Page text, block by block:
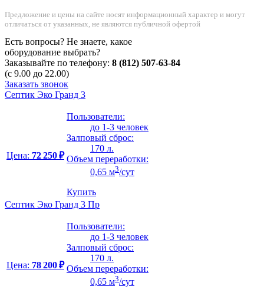
Предложение и цены на сайте носят информационный характер и могут
отличаться от указанных, не являются публичной офертой
Есть вопросы? Не знаете, какое
оборудование выбрать?
Заказывайте по телефону: 8 (812) 507-63-84
(с 9.00 до 22.00)
Заказать звонок
Септик Эко Гранд 3
Цена: 72 250 ₽
Пользователи:
до 1-3 человек
Залповый сброс:
170 л.
Объем переработки:
0,65 м3/сут
Купить
Септик Эко Гранд 3 Пр
Цена: 78 200 ₽
Пользователи:
до 1-3 человек
Залповый сброс:
170 л.
Объем переработки:
0,65 м3/сут